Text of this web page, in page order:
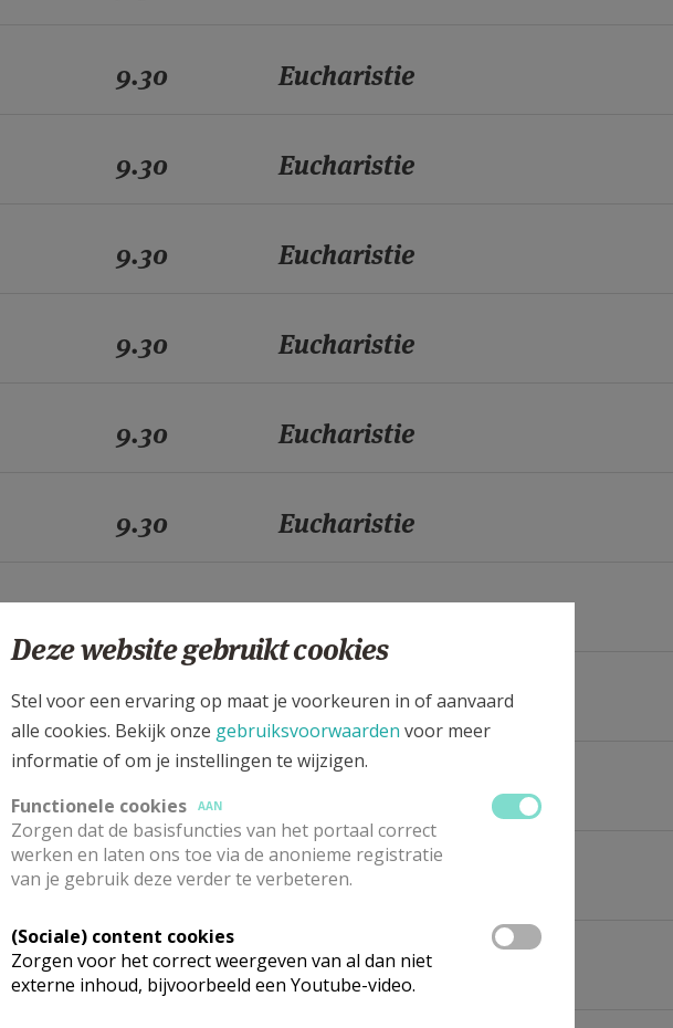
9.30 Eucharistie
9.30 Eucharistie
9.30 Eucharistie
9.30 Eucharistie
9.30 Eucharistie
9.30 Eucharistie
9.30 Eucharistie
9.30 Eucharistie
9.30
9.30 Eucharistie
9.30 Eucharistie
Deze website gebruikt cookies
Stel voor een ervaring op maat je voorkeuren in of aanvaard
alle cookies. Bekijk onze gebruiksvoorwaarden voor meer
informatie of om je instellingen te wijzigen.
Functionele cookies
AAN
Zorgen dat de basisfuncties van het portaal correct
werken en laten ons toe via de anonieme registratie
van je gebruik deze verder te verbeteren.
(Sociale) content cookies
Zorgen voor het correct weergeven van al dan niet
externe inhoud, bijvoorbeeld een Youtube-video.